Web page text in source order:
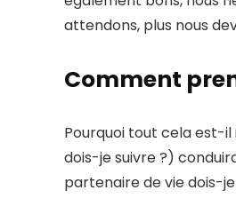
attendons, plus nous
Comment
Pourquoi tout cela est-
dois-je suivre ?)
partenaire de vie dois-